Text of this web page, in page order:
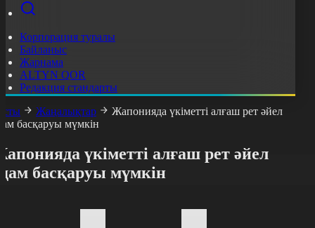
Корпорация туралы
Байланыс
Жарнама
ALTYN QOR
Редакция стандарты
Жаңалықтар
Жапонияда үкіметті алғаш рет әйел
басқаруы мүмкін
үкіметті алғаш рет әйел
басқаруы мүмкін